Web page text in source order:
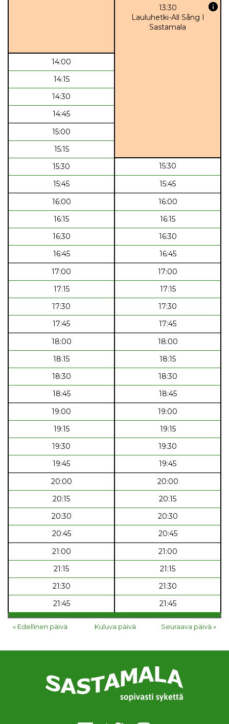
13:30
info
Lauluhetki-All Sång I
Sastamala
14:00
14:15
14:30
14:45
15:00
15:15
15:30
15:30
15:45
15:45
16:00
16:00
16:15
16:15
16:30
16:30
16:45
16:45
17:00
17:00
17:15
17:15
17:30
17:30
17:45
17:45
18:00
18:00
18:15
18:15
18:30
18:30
18:45
18:45
19:00
19:00
19:15
19:15
19:30
19:30
19:45
19:45
20:00
20:00
20:15
20:15
20:30
20:30
20:45
20:45
21:00
21:00
21:15
21:15
21:30
21:30
21:45
21:45
« Edellinen päivä Kuluva päivä Seuraava päivä »